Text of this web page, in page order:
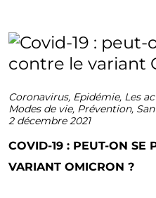
Coronavirus, Epidémie, Les
Modes de vie, Prévention,
2 décembre 2021
COVID-19 : PEUT-ON SE
VARIANT OMICRON ?